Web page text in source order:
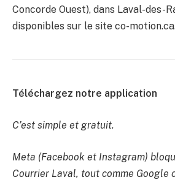
Concorde Ouest), dans Laval-des-
disponibles sur le site co-
Téléchargez notre application
C’est simple et gratuit.
Meta (Facebook et Instagram)
Courrier Laval, tout comme Google